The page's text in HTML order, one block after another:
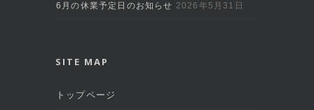
6月の休業予定日のお知らせ 2026年5月31日
SITE MAP
トップページ